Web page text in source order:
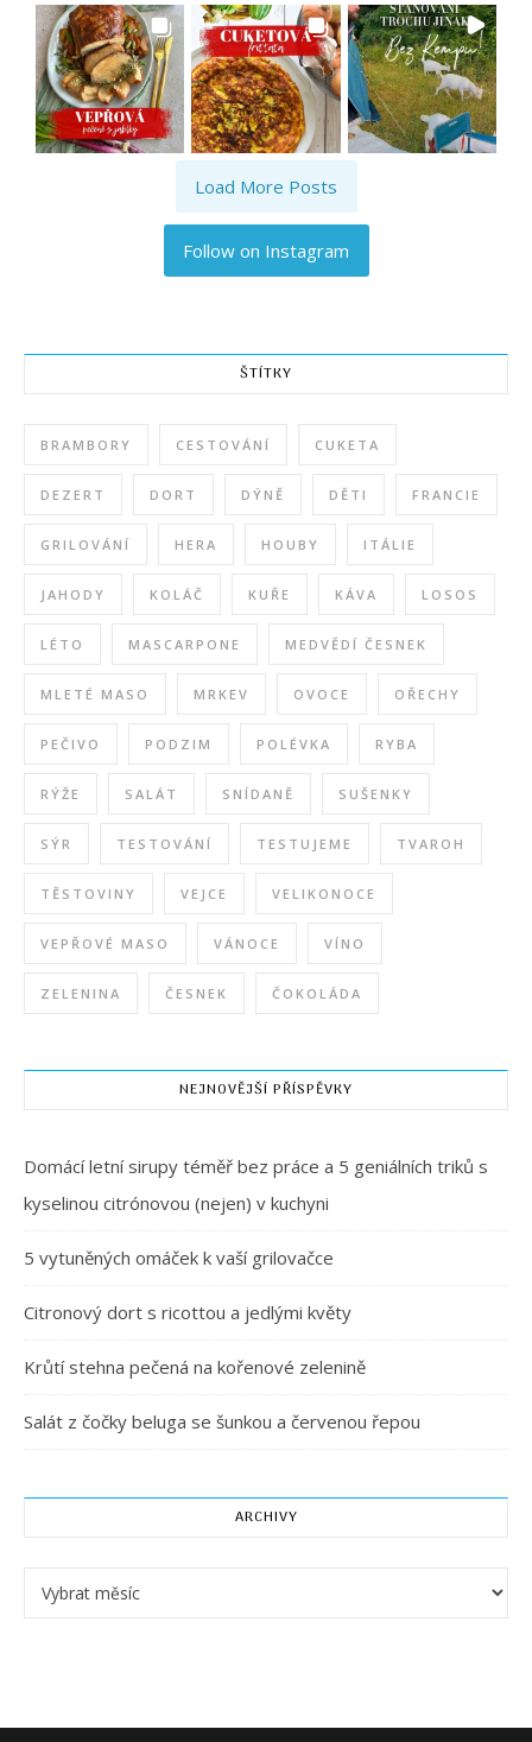
Load More Posts
Follow on Instagram
ŠTÍTKY
BRAMBORY CESTOVÁNÍ CUKETA
DEZERT DORT DÝNĚ DĚTI FRANCIE
GRILOVÁNÍ HERA HOUBY ITÁLIE
JAHODY KOLÁČ KUŘE KÁVA LOSOS
LÉTO MASCARPONE MEDVĚDÍ ČESNEK
MLETÉ MASO MRKEV OVOCE OŘECHY
PEČIVO PODZIM POLÉVKA RYBA
RÝŽE SALÁT SNÍDANĚ SUŠENKY
SÝR TESTOVÁNÍ TESTUJEME TVAROH
TĚSTOVINY VEJCE VELIKONOCE
VEPŘOVÉ MASO VÁNOCE VÍNO
ZELENINA ČESNEK ČOKOLÁDA
NEJNOVĚJŠÍ PŘÍSPĚVKY
Domácí letní sirupy téměř bez práce a 5 geniálních triků s
kyselinou citrónovou (nejen) v kuchyni
5 vytuněných omáček k vaší grilovačce
Citronový dort s ricottou a jedlými květy
Krůtí stehna pečená na kořenové zelenině
Salát z čočky beluga se šunkou a červenou řepou
ARCHIVY
Archivy